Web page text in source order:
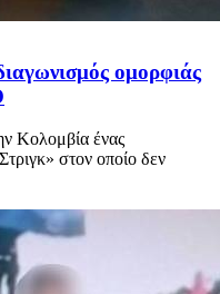
ομορφιάς
Κολομβία ένας
στον οποίο δεν